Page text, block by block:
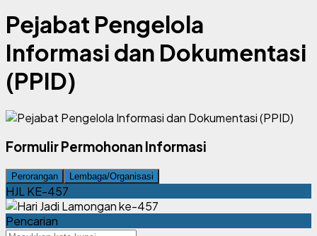
Pejabat Pengelola
Informasi dan Dokumentasi
(PPID)
Formulir Permohonan Informasi
Perorangan Lembaga/Organisasi
HJL KE-457
Pencarian